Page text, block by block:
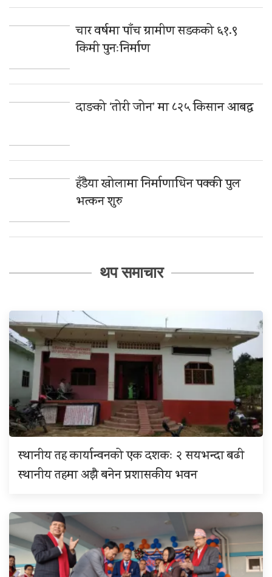
चार वर्षमा पाँच ग्रामीण सडकको ६१.९
किमी पुनःनिर्माण
दाङको ‘तोरी जोन’ मा ८२५ किसान आबद्ध
हँडैया खोलामा निर्माणाधिन पक्की पुल
भत्कन शुरु
थप समाचार
स्थानीय तह कार्यान्वनको एक दशकः २ सयभन्दा बढी
स्थानीय तहमा अझै बनेन प्रशासकीय भवन